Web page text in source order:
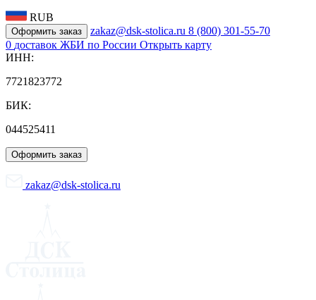
RUB
Оформить заказ zakaz@dsk-stolica.ru 8 (800) 301-55-70
0 доставок ЖБИ по России Открыть карту
ИНН:
7721823772
БИК:
044525411
Оформить заказ
zakaz@dsk-stolica.ru